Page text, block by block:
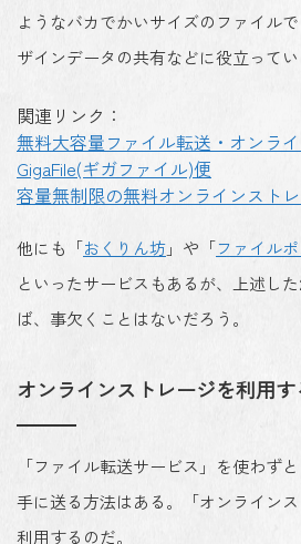
ようなバカでかいサイズのファイル
ザインデータの共有などに役立ってい
関連リンク：
無料大容量ファイル転送・オンラ
GigaFile(ギガファイル)便
容量無制限の無料オンラインスト
他にも「おくりん坊」や「ファイル
といったサービスもあるが、上述し
ば、事欠くことはないだろう。
オンラインストレージを利用
「ファイル転送サービス」を使わず
手に送る方法はある。「オンライン
利用するのだ。